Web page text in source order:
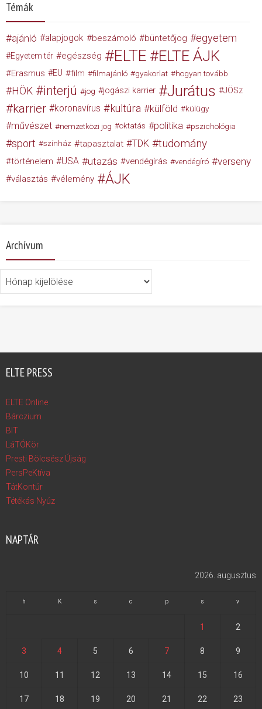
Témák
ajánló alapjogok beszámoló büntetőjog egyetem
Egyetem tér egészség ELTE ELTE ÁJK
Erasmus EU film filmajánló gyakorlat hogyan tovább
HÖK interjú jog jogászi karrier Jurátus JÖSz
karrier koronavírus kultúra külföld külügy
művészet nemzetközi jog oktatás politika pszichológia
sport színház tapasztalat TDK tudomány
történelem USA utazás vendégírás vendégíró verseny
választás vélemény ÁJK
Archívum
ELTE PRESS
ELTE Online
Bárczium
BIT
LáTÓKör
Presti Bölcsész Újság
PersPeKtíva
TátKontúr
Tétékás Nyúz
NAPTÁR
2026. augusztus
h K s c p s v
1 2
3 4 5 6 7 8 9
10 11 12 13 14 15 16
17 18 19 20 21 22 23